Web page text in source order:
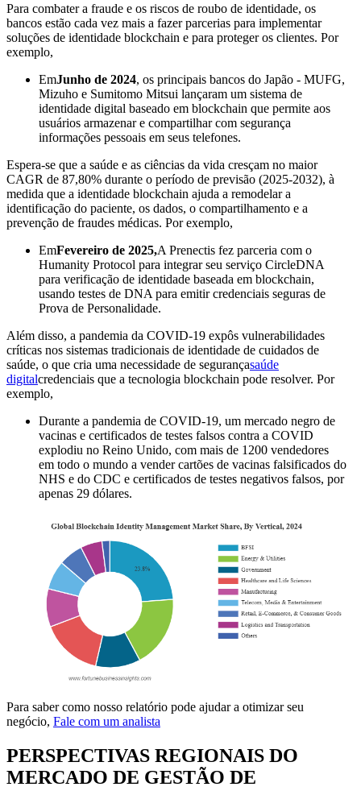
Para combater a fraude e os riscos de roubo de identidade, os
bancos estão cada vez mais a fazer parcerias para implementar
soluções de identidade blockchain e para proteger os clientes. Por
exemplo,
EmJunho de 2024, os principais bancos do Japão - MUFG,
Mizuho e Sumitomo Mitsui lançaram um sistema de
identidade digital baseado em blockchain que permite aos
usuários armazenar e compartilhar com segurança
informações pessoais em seus telefones.
Espera-se que a saúde e as ciências da vida cresçam no maior
CAGR de 87,80% durante o período de previsão (2025-2032), à
medida que a identidade blockchain ajuda a remodelar a
identificação do paciente, os dados, o compartilhamento e a
prevenção de fraudes médicas. Por exemplo,
EmFevereiro de 2025,A Prenectis fez parceria com o
Humanity Protocol para integrar seu serviço CircleDNA
para verificação de identidade baseada em blockchain,
usando testes de DNA para emitir credenciais seguras de
Prova de Personalidade.
Além disso, a pandemia da COVID-19 expôs vulnerabilidades
críticas nos sistemas tradicionais de identidade de cuidados de
saúde, o que cria uma necessidade de segurançasaúde
digitalcredenciais que a tecnologia blockchain pode resolver. Por
exemplo,
Durante a pandemia de COVID-19, um mercado negro de
vacinas e certificados de testes falsos contra a COVID
explodiu no Reino Unido, com mais de 1200 vendedores
em todo o mundo a vender cartões de vacinas falsificados do
NHS e do CDC e certificados de testes negativos falsos, por
apenas 29 dólares.
Para saber como nosso relatório pode ajudar a otimizar seu
negócio, Fale com um analista
PERSPECTIVAS REGIONAIS DO
MERCADO DE GESTÃO DE